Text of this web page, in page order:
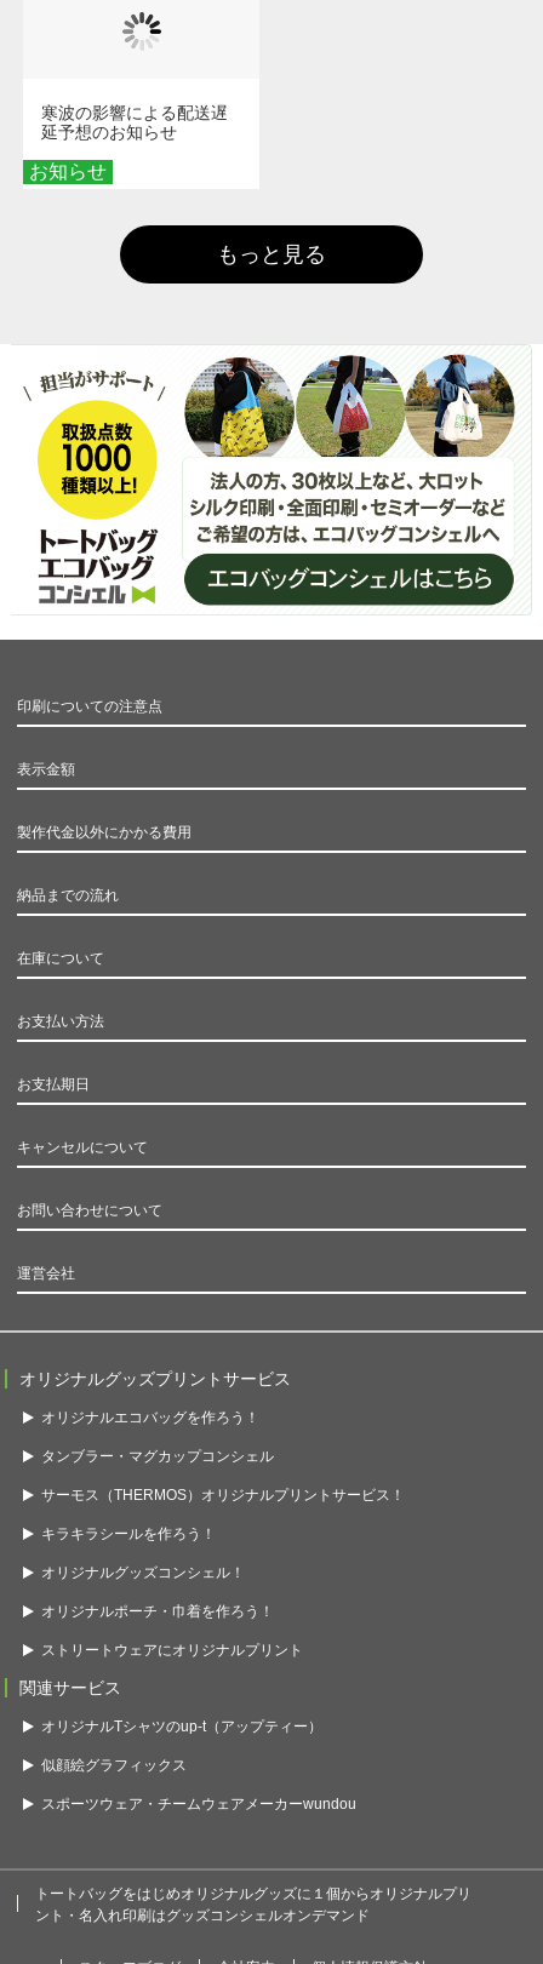
お知らせ
寒波の影響による配送遅
延予想のお知らせ
もっと見る
印刷についての注意点
表示金額
製作代金以外にかかる費用
納品までの流れ
在庫について
お支払い方法
お支払期日
キャンセルについて
お問い合わせについて
運営会社
オリジナルグッズプリントサービス
オリジナルエコバッグを作ろう！
タンブラー・マグカップコンシェル
サーモス（THERMOS）オリジナルプリントサービス！
キラキラシールを作ろう！
オリジナルグッズコンシェル！
オリジナルポーチ・巾着を作ろう！
ストリートウェアにオリジナルプリント
関連サービス
オリジナルTシャツのup-t（アップティー）
似顔絵グラフィックス
スポーツウェア・チームウェアメーカーwundou
トートバッグをはじめオリジナルグッズに１個からオリジナルプリ
ント・名入れ印刷はグッズコンシェルオンデマンド